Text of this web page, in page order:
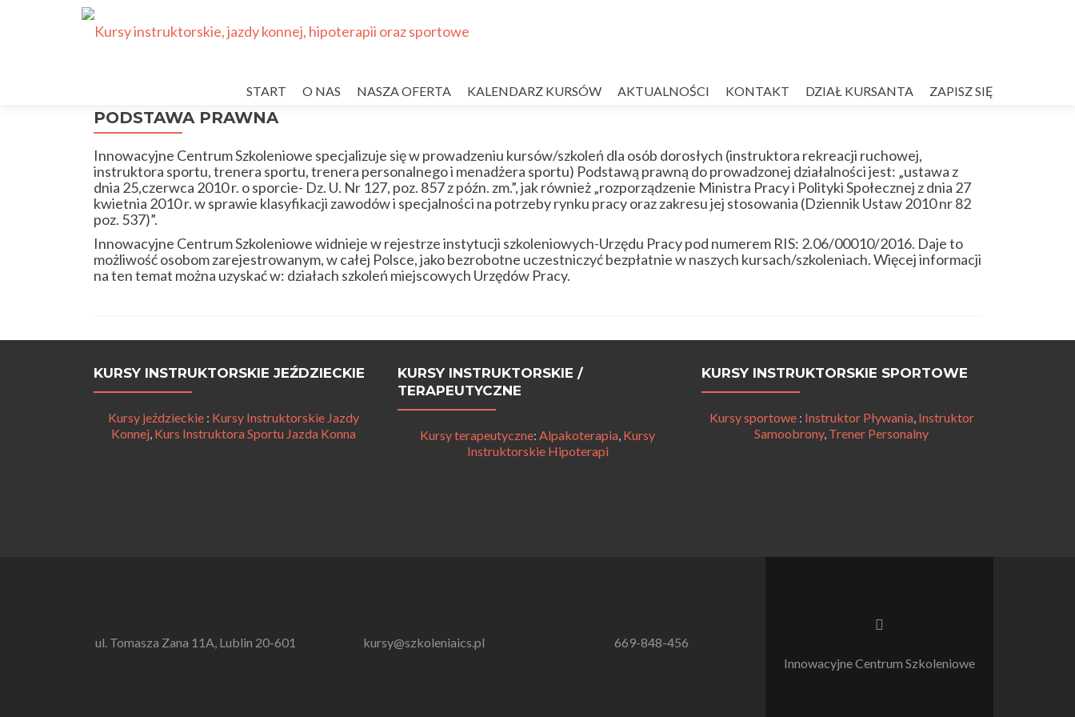
do
START O NAS NASZA OFERTA KALENDARZ KURSÓW AKTUALNOŚCI KONTAKT DZIAŁ KURSANTA ZAPISZ SIĘ
PODSTAWA PRAWNA
Innowacyjne Centrum Szkoleniowe specjalizuje się w prowadzeniu kursów/szkoleń dla osób dorosłych (instruktora rekreacji ruchowej,
instruktora sportu, trenera sportu, trenera personalnego i menadżera sportu) Podstawą prawną do prowadzonej działalności jest: „ustawa z
dnia 25,czerwca 2010 r. o sporcie- Dz. U. Nr 127, poz. 857 z późn. zm.”, jak również „rozporządzenie Ministra Pracy i Polityki Społecznej z dnia 27
kwietnia 2010 r. w sprawie klasyfikacji zawodów i specjalności na potrzeby rynku pracy oraz zakresu jej stosowania (Dziennik Ustaw 2010 nr 82
poz. 537)”.
Innowacyjne Centrum Szkoleniowe widnieje w rejestrze instytucji szkoleniowych-Urzędu Pracy pod numerem RIS: 2.06/00010/2016. Daje to
możliwość osobom zarejestrowanym, w całej Polsce, jako bezrobotne uczestniczyć bezpłatnie w naszych kursach/szkoleniach. Więcej informacji
na ten temat można uzyskać w: działach szkoleń miejscowych Urzędów Pracy.
KURSY INSTRUKTORSKIE JEŹDZIECKIE
Kursy jeździeckie : Kursy Instruktorskie Jazdy
Konnej, Kurs Instruktora Sportu Jazda Konna
KURSY INSTRUKTORSKIE /
TERAPEUTYCZNE
Kursy terapeutyczne: Alpakoterapia, Kursy
Instruktorskie Hipoterapi
KURSY INSTRUKTORSKIE SPORTOWE
Kursy sportowe: Instruktor Pływania, Instruktor
Samoobrony, Trener Personalny
ul. Tomasza Zana 11A, Lublin 20-601 kursy@szkoleniaics.pl 669-848-456
Link
Innowacyjne Centrum Szkoleniowe